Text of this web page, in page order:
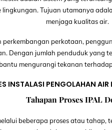
lingkungan. Tujuan utamanya
menjaga kualitas air.
perkotaan,
Dengan jumlah penduduk yang
mengurangi tekanan
INSTALASI PENGOLAHAN
Tahapan Proses IPAL
beberapa proses atau